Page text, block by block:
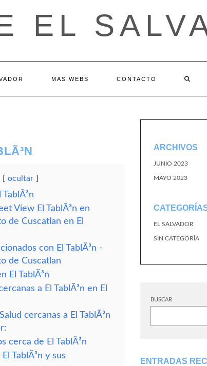
EL
MAS WEBS CONTACTO
ocultar
View El TablÃ³n en
de Cuscatlan en El
con El TablÃ³n -
de Cuscatlan
El TablÃ³n
a El TablÃ³n en El
cercanas a El TablÃ³n
cerca de El TablÃ³n
TablÃ³n y sus
ARCHIVOS
JUNIO 2023
MAYO 2023
EL SALVADOR
SIN CATEGORÍA
BUSCAR
ENTRADAS